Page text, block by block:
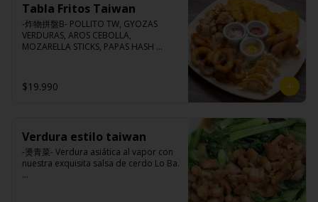
Tabla Fritos Taiwan
-炸物拼盤B- POLLITO TW, GYOZAS
VERDURAS, AROS CEBOLLA,
MOZARELLA STICKS, PAPAS HASH
opciones disponibles según lo que
indica en esta descripción.)
$19.990
Verdura estilo taiwan
-燙青菜- Verdura asiática al vapor con
nuestra exquisita salsa de cerdo Lo Ba.